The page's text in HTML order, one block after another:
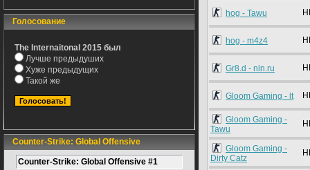
Голосование
The Internaitonal 2015 был
Лучше предыдуших
Хуже предыдущих
Такой же
Counter-Strike: Global Offensive
Counter-Strike: Global Offensive #1
hog - Tawu
hog - m4z4
Gr8.d - nln.ru
Gloom Gaming - lt
Gloom Gaming -
Tawu
Gloom Gaming -
Dirty Catz